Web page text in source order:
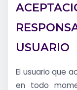
USUARIO
El usuario que
en todo